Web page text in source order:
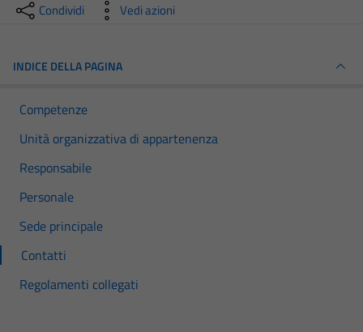
Condividi Vedi azioni
INDICE DELLA PAGINA
Competenze
Unità organizzativa di appartenenza
Responsabile
Personale
Sede principale
Contatti
Regolamenti collegati